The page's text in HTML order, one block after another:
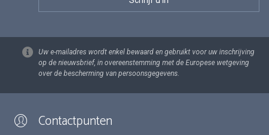
Uw e-mailadres wordt enkel bewaard en gebruikt voor uw inschrijving
op de nieuwsbrief, in overeenstemming met de Europese wetgeving
over de bescherming van persoonsgegevens.
Contactpunten